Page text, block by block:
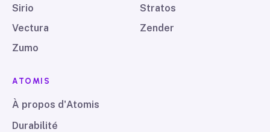
Sirio
Stratos
Vectura
Zender
Zumo
ATOMIS
À propos d'Atomis
Durabilité